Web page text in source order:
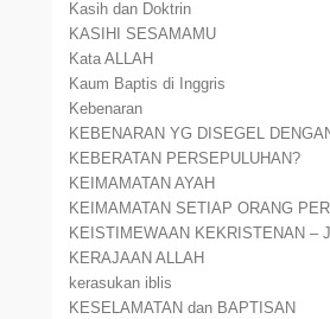
Kasih dan Doktrin
KASIHI SESAMAMU
Kata ALLAH
Kaum Baptis di Inggris
Kebenaran
KEBENARAN YG DISEGEL
KEBERATAN PERSEPULUHAN?
KEIMAMATAN AYAH
KEIMAMATAN SETIAP ORANG
KEISTIMEWAAN KEKRISTENAN –
KERAJAAN ALLAH
kerasukan iblis
KESELAMATAN dan BAPTISAN